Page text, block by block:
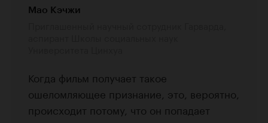
Мао Кэчжи
Когда фильм получает такое
ошеломляющее признание, это, вероятно,
происходит потому, что он попадает